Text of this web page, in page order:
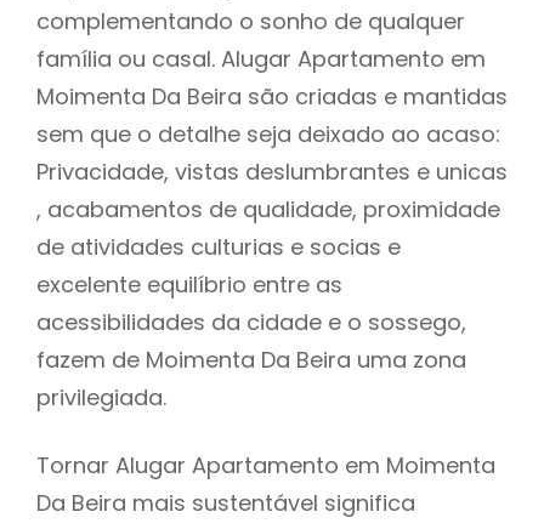
complementando o sonho de qualquer
família ou casal. Alugar Apartamento em
Moimenta Da Beira são criadas e mantidas
sem que o detalhe seja deixado ao acaso:
Privacidade, vistas deslumbrantes e unicas
, acabamentos de qualidade, proximidade
de atividades culturias e socias e
excelente equilíbrio entre as
acessibilidades da cidade e o sossego,
fazem de Moimenta Da Beira uma zona
privilegiada.
Tornar Alugar Apartamento em Moimenta
Da Beira mais sustentável significa